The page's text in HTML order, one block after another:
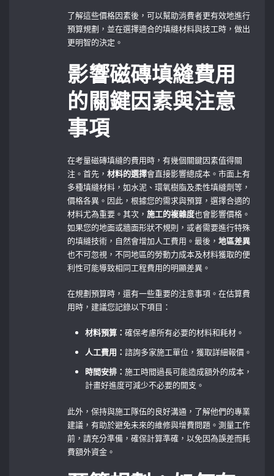
了解這些價格因素後，可以幫助消費者更有效地進行
預算規劃，並在選擇適合的填縫材料與技工時，做出
更明智的決定。
影響磁磚填縫費用
的關鍵因素與注意
事項
在考量磁磚填縫的費用時，有幾個關鍵因素值得關
注。首先，材料的選擇會直接影響總成本。市面上有
多種填縫材料，如水泥、環氧樹脂及柔性填縫劑等，
價格各異。因此，根據您的需求與預算，選擇合適的
材料尤為重要。其次，施工的複雜度也會影響價格。
如果您的地面或牆面形狀不規則，或者需要進行特殊
的填縫技術，自然會增加人工費用。最後，地區差異
也不可忽視，不同地區的勞動力成本及材料獲取的便
利性可能導致相同工程費用的明顯差異。
在規劃預算時，還有一些重要的注意事項。在估算費
用時，建議您記錄以下項目：
材料預算：確保考慮所有必要的材料和耗材。
人工費用：諮詢多家施工單位，獲取詳細報價。
時間安排：施工時間過長可能造成額外的成本，
計畫好進度可減少不必要的開支。
此外，保持與施工隊伍的良好溝通，了解他們的專業
建議，有助於避免未來的維修與增費問題。測量工作
前，請充分準備，確保計算準確，以免因為誤差而耗
費額外資金。